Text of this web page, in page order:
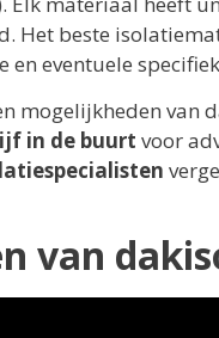
Het beste
en eventuele
mogelijkheden van
in de buurt voor
van